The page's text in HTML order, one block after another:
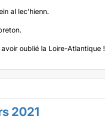
al lec’hienn.
oublié la Loire-Atlantique !
2021